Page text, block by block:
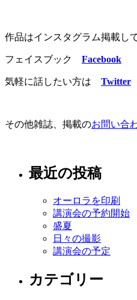
作品はインスタグラム掲載し
フェイスブック Facebook
気軽に話したい方は Twitter
その他雑誌、掲載のお問い合
最近の投稿
オーロラを印刷
講演会の予約開始
盛夏
日々の撮影
講演会の予定
カテゴリー